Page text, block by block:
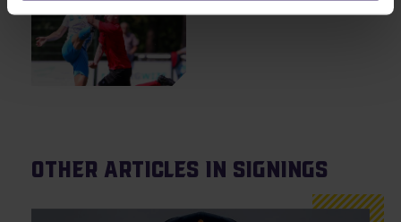
Other articles in Signings